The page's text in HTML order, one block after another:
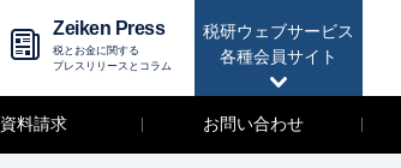
税研ウェブサービス
各種会員サイト
Zeiken Press
税とお金に関する
プレスリリースとコラム
資料請求 お問い合わせ